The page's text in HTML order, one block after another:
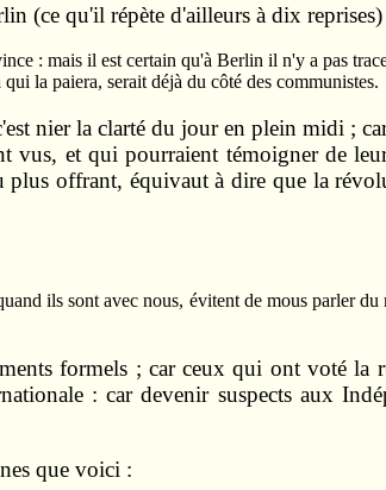
(ce qu'il répète d'ailleurs à dix reprises)
: mais il est certain qu'à Berlin il n'y a pas
la paiera, serait déjà du côté des communistes.
nier la clarté du jour en plein midi ;
et qui pourraient témoigner de
offrant, équivaut à dire que la
ils sont avec nous, évitent de mous parler
formels ; car ceux qui ont voté la
: car devenir suspects aux
que voici :